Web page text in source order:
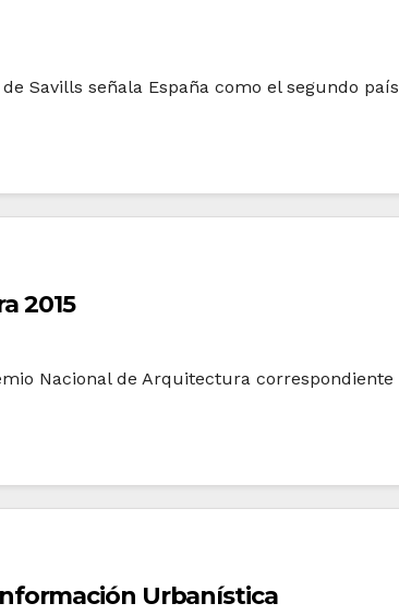
Savills señala España como el segundo país
2015
Nacional de Arquitectura correspondiente
Urbanística